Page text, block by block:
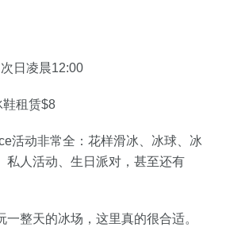
日凌晨12:00
鞋租赁$8
活动非常全：花样滑冰、冰球、冰
私人活动、生日派对，甚至还有
整天的冰场，这里真的很合适。